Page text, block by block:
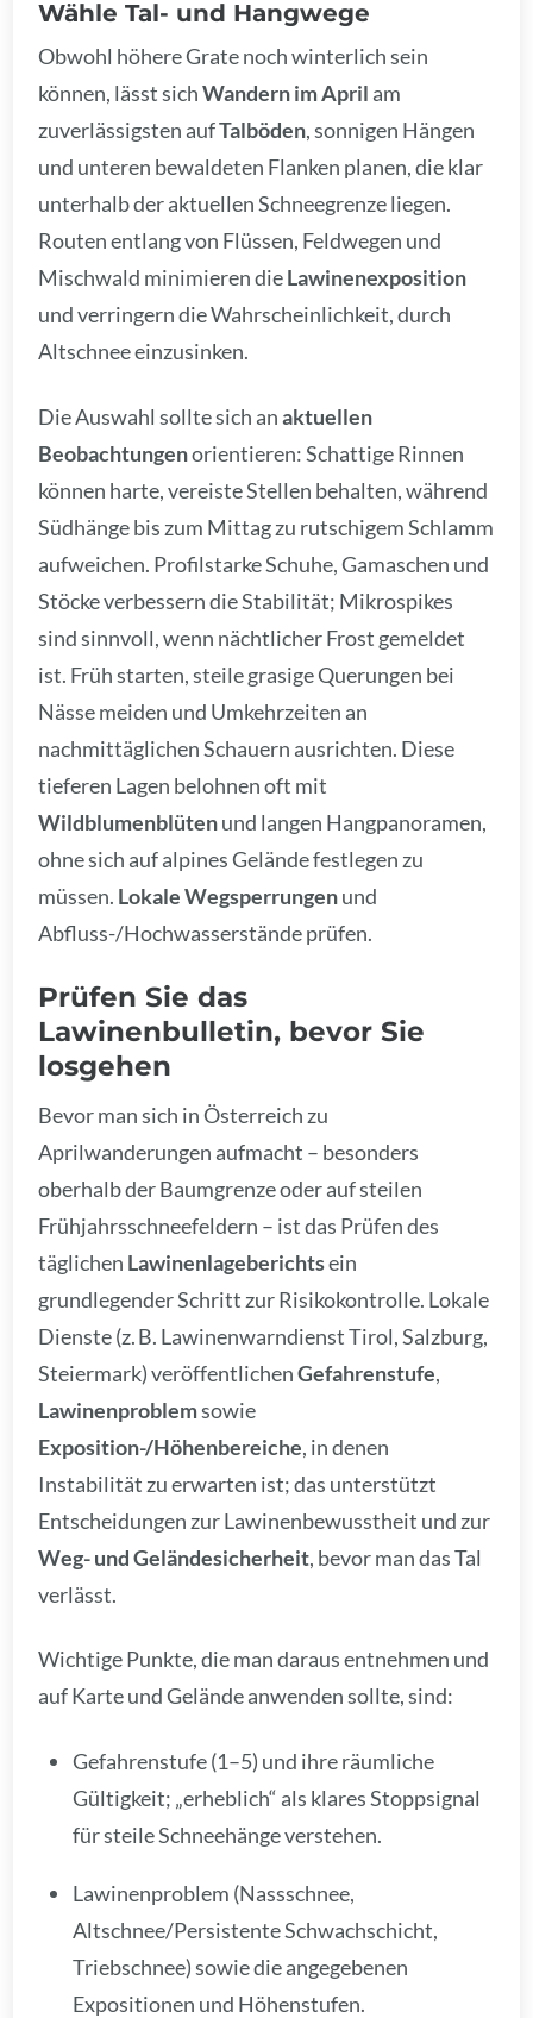
Wähle Tal- und Hangwege
Obwohl höhere Grate noch winterlich sein
können, lässt sichWandern im April am
zuverlässigsten aufTalböden, sonnigen Hängen
und unteren bewaldeten Flanken planen, die klar
unterhalb der aktuellen Schneegrenze liegen.
Routen entlang von Flüssen, Feldwegen und
Mischwald minimieren dieLawinenexposition
und verringern die Wahrscheinlichkeit, durch
Altschnee einzusinken.
Die Auswahl sollte sich anaktuellen
Beobachtungenorientieren: Schattige Rinnen
können harte, vereiste Stellen behalten, während
Südhänge bis zum Mittag zu rutschigem Schlamm
aufweichen. Profilstarke Schuhe, Gamaschen und
Stöcke verbessern die Stabilität; Mikrospikes
sind sinnvoll, wenn nächtlicher Frost gemeldet
ist. Früh starten, steile grasige Querungen bei
Nässe meiden und Umkehrzeiten an
nachmittäglichen Schauern ausrichten. Diese
tieferen Lagen belohnen oft mit
Wildblumenblütenund langen Hangpanoramen,
ohne sich auf alpines Gelände festlegen zu
müssen. Lokale Wegsperrungenund
Abfluss-/Hochwasserstände prüfen.
Prüfen Sie das
Lawinenbulletin, bevor Sie
losgehen
Bevor man sich in Österreich zu
Aprilwanderungen aufmacht – besonders
oberhalb der Baumgrenze oder auf steilen
Frühjahrsschneefeldern – ist das Prüfen des
täglichen Lawinenlageberichtsein
grundlegender Schritt zur Risikokontrolle. Lokale
Dienste (z. B. Lawinenwarndienst Tirol, Salzburg,
Steiermark) veröffentlichenGefahrenstufe,
Lawinenproblemsowie
Exposition-/Höhenbereiche, in denen
Instabilität zu erwarten ist; das unterstützt
Entscheidungen zur Lawinenbewusstheit und zur
Weg- und Geländesicherheit, bevor man das Tal
verlässt.
Wichtige Punkte, die man daraus entnehmen und
auf Karte und Gelände anwenden sollte, sind:
Gefahrenstufe (1–5) und ihre räumliche
Gültigkeit; „erheblich“ als klares Stoppsignal
für steile Schneehänge verstehen.
Lawinenproblem (Nassschnee,
Altschnee/Persistente Schwachschicht,
Triebschnee) sowie die angegebenen
Expositionen und Höhenstufen.